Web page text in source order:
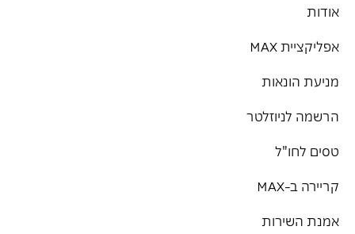
אודות
אפליקציית MAX
מניעת הונאות
הרשמה לניוזלטר
טסים לחו"ל
קריירה ב-MAX
אמנת השירות